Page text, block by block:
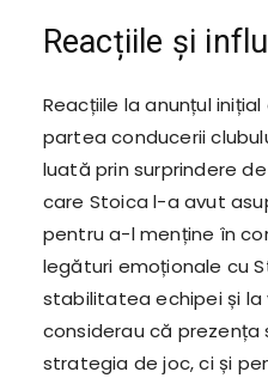
Reacțiile și
Reacțiile la anunțul
partea conducerii
luată prin surprindere
care Stoica l-a avut
pentru a-l menține în
legături emoționale cu
stabilitatea echipei și la
considerau că prezența
strategia de joc, ci și